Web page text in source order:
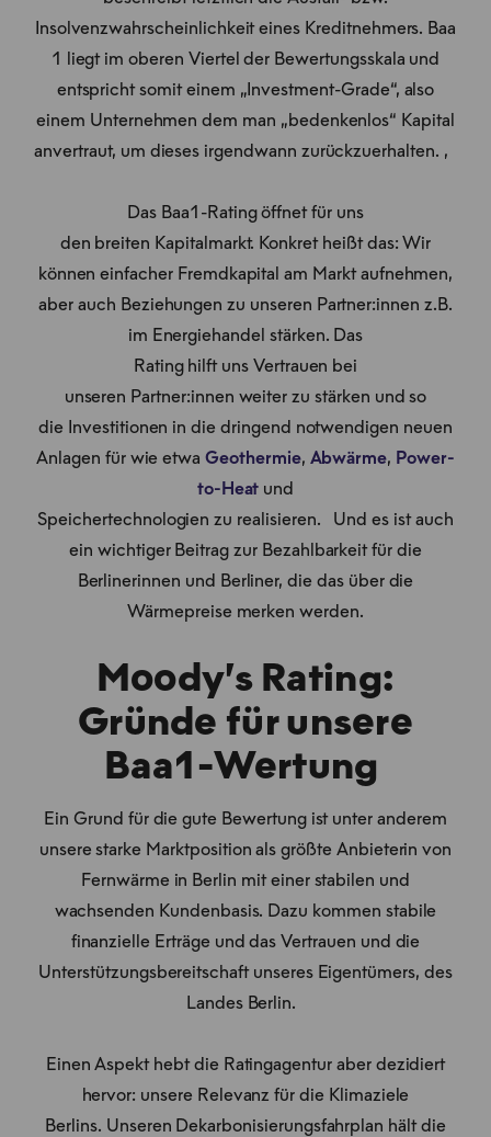
Insolvenzwahrscheinlichkeit eines Kreditnehmers. Baa
1 liegt im oberen Viertel der Bewertungsskala und
entspricht somit einem „Investment-Grade“, also
einem Unternehmen dem man „bedenkenlos“ Kapital
anvertraut, um dieses irgendwann zurückzuerhalten. ,
Das Baa1-Rating öffnet für uns
den breiten Kapitalmarkt. Konkret heißt das: Wir
können einfacher Fremdkapital am Markt aufnehmen,
aber auch Beziehungen zu unseren Partner:innen z.B.
im Energiehandel stärken. Das
Rating hilft uns Vertrauen bei
unseren Partner:innen weiter zu stärken und so
die Investitionen in die dringend notwendigen neuen
Anlagen für wie etwaGeothermie, Abwärme, Power-
to-Heat und
Speichertechnologien zu realisieren. Und es ist auch
ein wichtiger Beitrag zur Bezahlbarkeit für die
Berlinerinnen und Berliner, die das über die
Wärmepreise merken werden.
Moody’s Rating:
Gründe für unsere
Baa1-Wertung
Ein Grund für die gute Bewertung ist unter anderem
unsere starke Marktposition als größte Anbieterin von
Fernwärme in Berlin mit einer stabilen und
wachsenden Kundenbasis. Dazu kommen stabile
finanzielle Erträge und das Vertrauen und die
Unterstützungsbereitschaft unseres Eigentümers, des
Landes Berlin.
Einen Aspekt hebt die Ratingagentur aber dezidiert
hervor: unsere Relevanz für die Klimaziele
Berlins. Unseren Dekarbonisierungsfahrplan hält die